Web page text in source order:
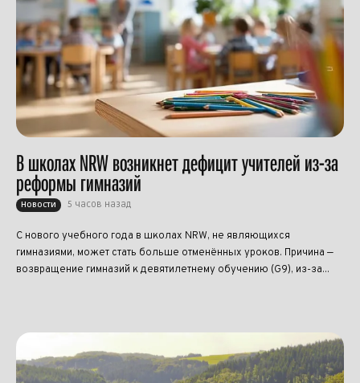
В школах NRW возникнет дефицит учителей из-за
реформы гимназий
Новости 5 часов назад
С нового учебного года в школах NRW, не являющихся
гимназиями, может стать больше отменённых уроков. Причина —
возвращение гимназий к девятилетнему обучению (G9), из-за...